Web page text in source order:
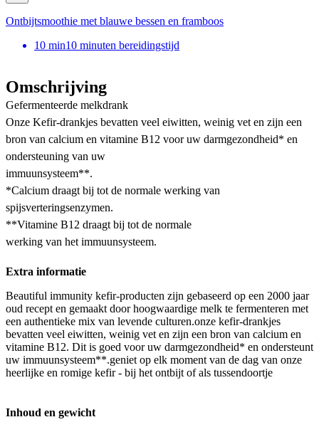
Ontbijtsmoothie met blauwe bessen en framboos
10 min10 minuten bereidingstijd
Omschrijving
Gefermenteerde melkdrank
Onze Kefir-drankjes bevatten veel eiwitten, weinig vet en zijn een
bron van calcium en vitamine B12 voor uw darmgezondheid* en
ondersteuning van uw
immuunsysteem**.
*Calcium draagt bij tot de normale werking van
spijsverteringsenzymen.
**Vitamine B12 draagt bij tot de normale
werking van het immuunsysteem.
Extra informatie
Beautiful immunity kefir-producten zijn gebaseerd op een 2000 jaar
oud recept en gemaakt door hoogwaardige melk te fermenteren met
een authentieke mix van levende culturen.onze kefir-drankjes
bevatten veel eiwitten, weinig vet en zijn een bron van calcium en
vitamine B12. Dit is goed voor uw darmgezondheid* en ondersteunt
uw immuunsysteem**.geniet op elk moment van de dag van onze
heerlijke en romige kefir - bij het ontbijt of als tussendoortje
Inhoud en gewicht